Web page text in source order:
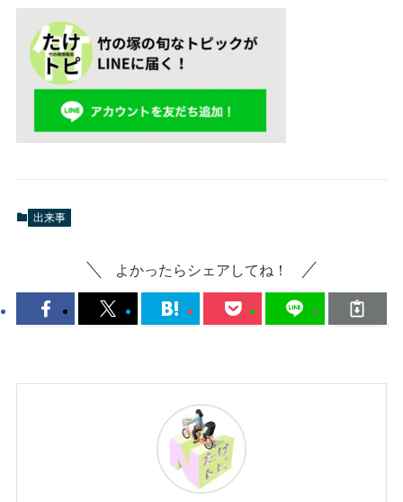
出来事
よかったらシェアしてね！